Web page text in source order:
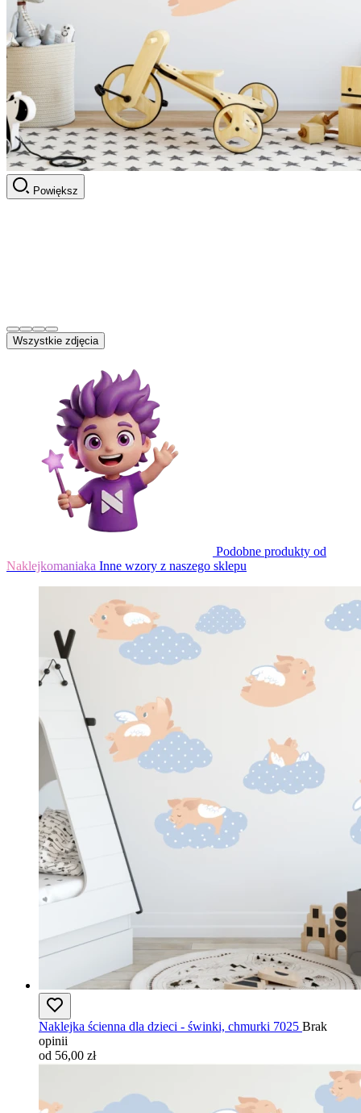
Powiększ
Wszystkie zdjęcia
Podobne produkty od
Naklejkomaniaka Inne wzory z naszego sklepu
Naklejka ścienna dla dzieci - świnki, chmurki 7025 Brak
opinii
od 56,00 zł